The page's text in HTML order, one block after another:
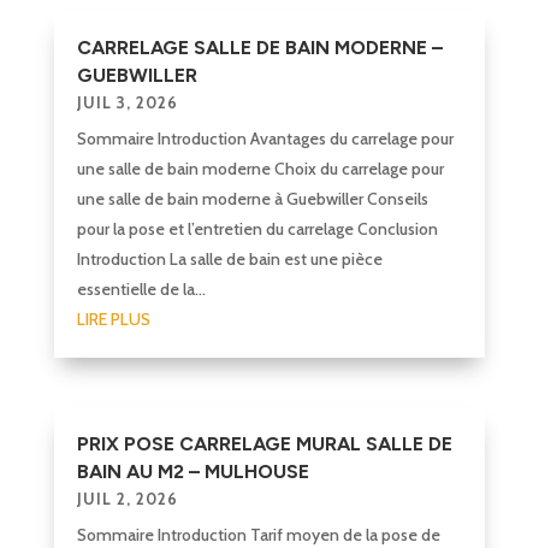
CARRELAGE SALLE DE BAIN MODERNE –
GUEBWILLER
JUIL 3, 2026
Sommaire Introduction Avantages du carrelage pour
une salle de bain moderne Choix du carrelage pour
une salle de bain moderne à Guebwiller Conseils
pour la pose et l’entretien du carrelage Conclusion
Introduction La salle de bain est une pièce
essentielle de la...
LIRE PLUS
PRIX POSE CARRELAGE MURAL SALLE DE
BAIN AU M2 – MULHOUSE
JUIL 2, 2026
Sommaire Introduction Tarif moyen de la pose de